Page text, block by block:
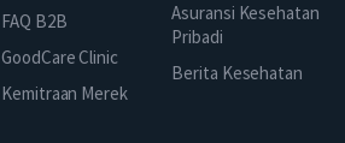
FAQ B2B
GoodCare Clinic
Kemitraan Merek
Asuransi Kesehatan
Pribadi
Berita Kesehatan